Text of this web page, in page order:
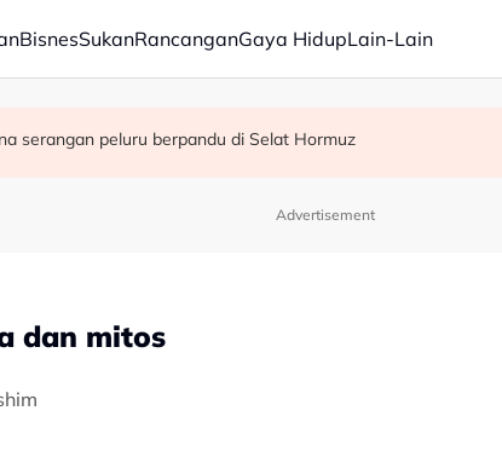
BisnesSukanRancanganGaya HidupLain-Lain
ibu bapa
serangan peluru berpandu di Selat Hormuz
akhir Piala ASEAN
Advertisement
dan mitos